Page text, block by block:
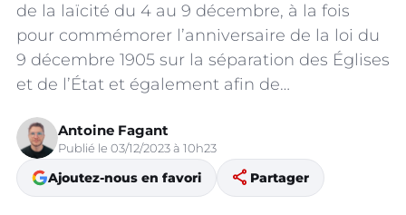
de la laïcité du 4 au 9 décembre, à la fois
pour commémorer l’anniversaire de la loi du
9 décembre 1905 sur la séparation des Églises
et de l’État et également afin de…
Antoine Fagant
Publié le 03/12/2023 à 10h23
Ajoutez-nous en favori share Partager